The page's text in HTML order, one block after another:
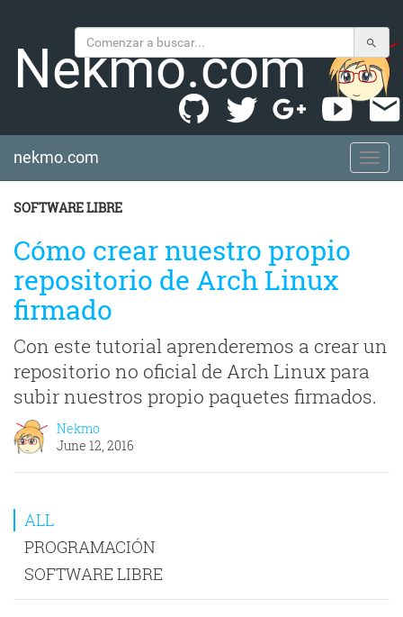
Nekmo.com
nekmo.com
SOFTWARE LIBRE
Cómo crear nuestro propio
repositorio de Arch Linux
firmado
Con este tutorial aprenderemos a crear un
repositorio no oficial de Arch Linux para
subir nuestros propio paquetes firmados.
Nekmo
June 12, 2016
ALL
PROGRAMACIÓN
SOFTWARE LIBRE